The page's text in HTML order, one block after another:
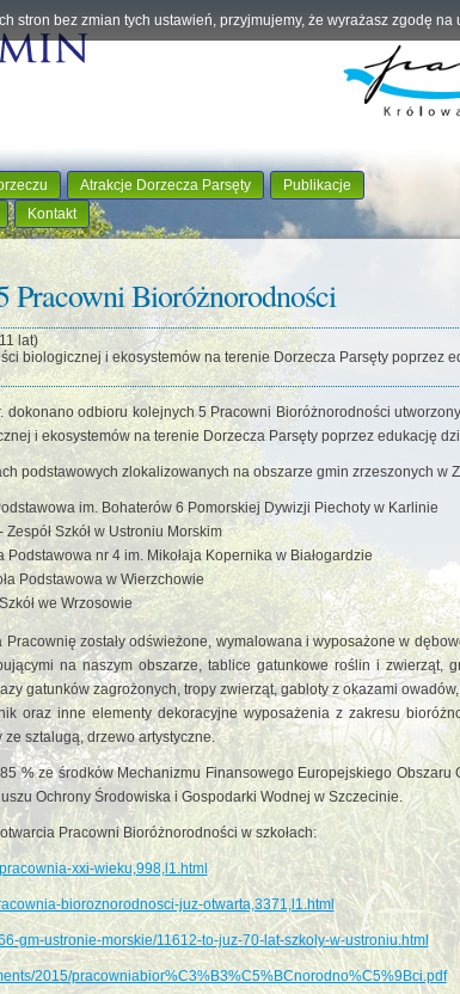
Atrakcje Dorzecza Parsęty
Publikacje
Kontakt
Pracowni Bioróżnorodności
lat)
biologicznej i ekosystemów na terenie Dorzecza Parsęty poprzez
dokonano odbioru kolejnych 5 Pracowni Bioróżnorodności
i ekosystemów na terenie Dorzecza Parsęty poprzez edukację
podstawowych zlokalizowanych na obszarze gmin zrzeszonych w
im. Bohaterów 6 Pomorskiej Dywizji Piechoty w Karlinie
Szkół w Ustroniu Morskim
Podstawowa nr 4 im. Mikołaja Kopernika w Białogardzie
Podstawowa w Wierzchowie
we Wrzosowie
zostały odświeżone, wymalowana i wyposażone w
na naszym obszarze, tablice gatunkowe roślin i zwierząt,
gatunków zagrożonych, tropy zwierząt, gabloty z okazami
oraz inne elementy dekoracyjne wyposażenia z zakresu
ze sztalugą, drzewo artystyczne.
% ze środków Mechanizmu Finansowego Europejskiego Obszaru
Ochrony Środowiska i Gospodarki Wodnej w Szczecinie.
Pracowni Bioróżnorodności w szkołach:
xxi-wieku,998,l1.html
bioroznorodnosci-juz-otwarta,3371,l1.html
gm-ustronie-morskie/11612-to-juz-70-lat-szkoly-w-ustroniu.html
2015/pracowniabior%C3%B3%C5%BCnorodno%C5%9Bci.pdf
stron bez zmian tych ustawień, przyjmujemy, że wyrażasz zgodę na